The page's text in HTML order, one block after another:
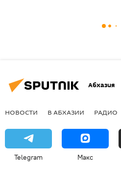
Абхазия
НОВОСТИ В АБХАЗИИ РАДИО
Telegram Макс